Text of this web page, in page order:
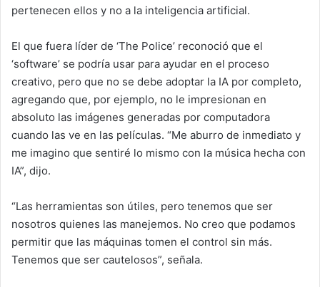
pertenecen ellos y no a la inteligencia artificial.
El que fuera líder de ‘The Police’ reconoció que el
‘software’ se podría usar para ayudar en el proceso
creativo, pero que no se debe adoptar la IA por completo,
agregando que, por ejemplo, no le impresionan en
absoluto las imágenes generadas por computadora
cuando las ve en las películas. “Me aburro de inmediato y
me imagino que sentiré lo mismo con la música hecha con
IA”, dijo.
“Las herramientas son útiles, pero tenemos que ser
nosotros quienes las manejemos. No creo que podamos
permitir que las máquinas tomen el control sin más.
Tenemos que ser cautelosos”, señala.